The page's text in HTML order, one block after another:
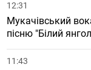
12:31
Мукачівський
пісню "Білий
11:43